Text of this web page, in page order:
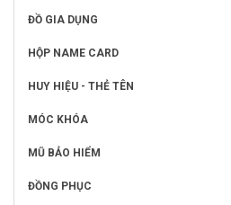
ĐỒ GIA DỤNG
HỘP NAME CARD
HUY HIỆU - THẺ TÊN
MÓC KHÓA
MŨ BẢO HIỂM
ĐỒNG PHỤC